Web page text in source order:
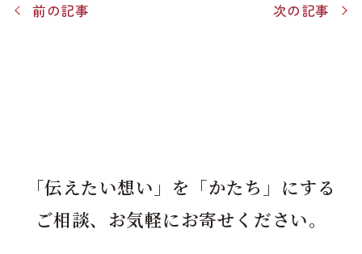
前の記事 次の記事
「伝えたい想い」を「かたち」にする
ご相談、お気軽にお寄せください。